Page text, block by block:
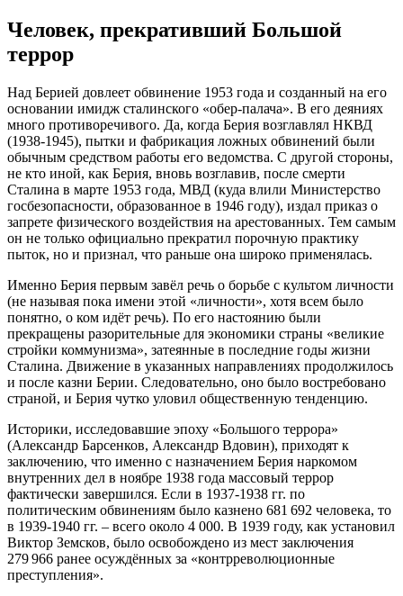
Человек, прекративший Большой
террор
Над Берией довлеет обвинение 1953 года и созданный на его
основании имидж сталинского «обер-палача». В его деяниях
много противоречивого. Да, когда Берия возглавлял НКВД
(1938-1945), пытки и фабрикация ложных обвинений были
обычным средством работы его ведомства. С другой стороны,
не кто иной, как Берия, вновь возглавив, после смерти
Сталина в марте 1953 года, МВД (куда влили Министерство
госбезопасности, образованное в 1946 году), издал приказ о
запрете физического воздействия на арестованных. Тем самым
он не только официально прекратил порочную практику
пыток, но и признал, что раньше она широко применялась.
Именно Берия первым завёл речь о борьбе с культом личности
(не называя пока имени этой «личности», хотя всем было
понятно, о ком идёт речь). По его настоянию были
прекращены разорительные для экономики страны «великие
стройки коммунизма», затеянные в последние годы жизни
Сталина. Движение в указанных направлениях продолжилось
и после казни Берии. Следовательно, оно было востребовано
страной, и Берия чутко уловил общественную тенденцию.
Историки, исследовавшие эпоху «Большого террора»
(Александр Барсенков, Александр Вдовин), приходят к
заключению, что именно с назначением Берия наркомом
внутренних дел в ноябре 1938 года массовый террор
фактически завершился. Если в 1937-1938 гг. по
политическим обвинениям было казнено 681 692 человека, то
в 1939-1940 гг. – всего около 4 000. В 1939 году, как установил
Виктор Земсков, было освобождено из мест заключения
279 966 ранее осуждённых за «контрреволюционные
преступления».